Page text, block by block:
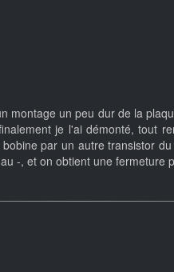
un peu dur de la
je l'ai démonté, tout
par un autre transistor
-, et on obtient une fermeture